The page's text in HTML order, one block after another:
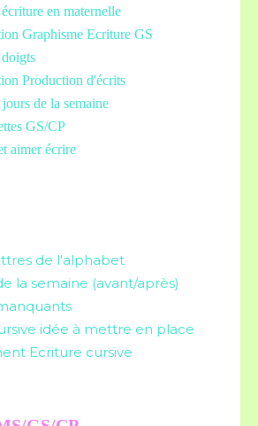
en maternelle
Graphisme Ecriture GS
Production d'écrits
de la semaine
GS/CP
aimer écrire
de l'alphabet
la semaine (avant/après)
idée à mettre en place
Ecriture cursive